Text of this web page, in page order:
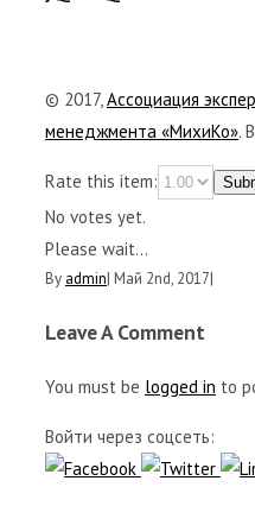
© 2017,Ассоциация
менеджмента «МихиКо».
Rate this item:
No votes yet.
Please wait...
By admin| Май 2nd, 2017|
Leave A Comment
You must be logged in to
Войти через соцсеть: